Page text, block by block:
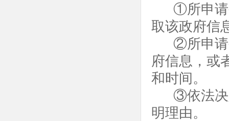
①所申请
取该政府信
②所申请
府信息，或
和时间。
③依法决
明理由。